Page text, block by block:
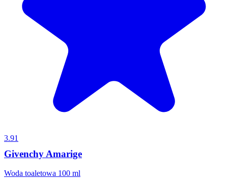
3.91
Givenchy Amarige
Woda toaletowa 100 ml